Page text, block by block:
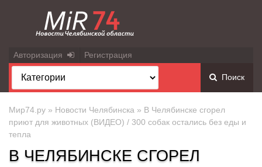
Авторизация Регистрация
Поиск
Мир74.ру » Новости Челябинска » В Челябинске сгорел
приют для животных (ВИДЕО) / 300 собак остались без еды и
тепла
В ЧЕЛЯБИНСКЕ СГОРЕЛ